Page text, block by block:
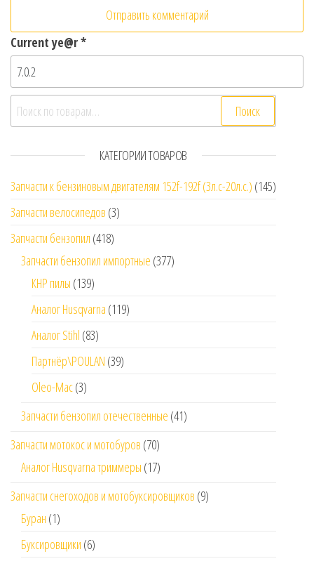
Current ye@r*
Искать: Поиск
КАТЕГОРИИ ТОВАРОВ
Запчасти к бензиновым двигателям 152f-192f (3л.с-20л.с.) (145)
Запчасти велосипедов (3)
Запчасти бензопил (418)
Запчасти бензопил импортные (377)
КНР пилы (139)
Аналог Husqvarna (119)
Аналог Stihl (83)
Партнёр\POULAN (39)
Oleo-Mac(3)
Запчасти бензопил отечественные (41)
Запчасти мотокос и мотобуров (70)
Аналог Husqvarna триммеры (17)
Запчасти снегоходов и мотобуксировщиков (9)
Буран (1)
Буксировщики (6)